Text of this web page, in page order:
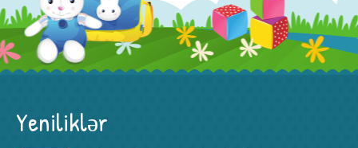
Yeniliklər